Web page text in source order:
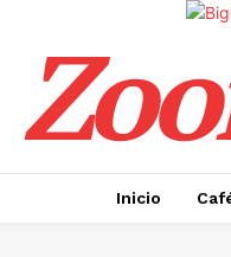
Inicio